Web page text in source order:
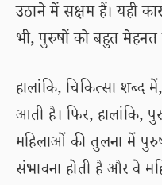
उठाने में सक्षम हैं। यही
भी, पुरुषों को बहुत मेहनत
हालांकि, चिकित्सा शब्द
आती है। फिर, हालांकि,
महिलाओं की तुलना में
संभावना होती है और वे